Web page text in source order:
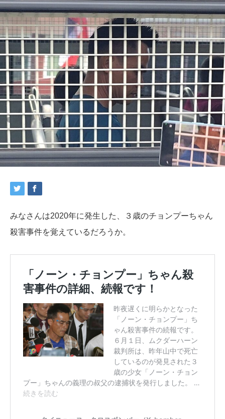
みなさんは2020年に発生した、３歳のチョンプーちゃん
殺害事件を覚えているだろうか。